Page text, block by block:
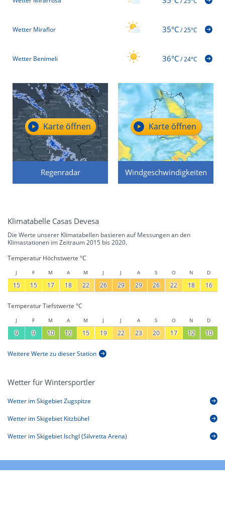
Wetter Miraflor 35°C/25°C
Wetter Benimeli 36°C/24°C
Regenradar
Karte öffnen
Windgeschwindigkeiten
Karte öffnen
Klimatabelle Casas Devesa
Die Werte unserer Klimatabellen basieren auf Messungen an den
Klimastationen im Zeitraum 2015 bis 2020.
Temperatur Höchstwerte °C
J F M A M J J A S O N D
15 15 17 18 22 26 29 29 26 22 18 16
Temperatur Tiefstwerte °C
J F M A M J J A S O N D
9 9 10 12 15 19 22 23 20 17 12 10
Weitere Werte zu dieser Station
Wetter für Wintersportler
Wetter im Skigebiet Zugspitze
Wetter im Skigebiet Kitzbühel
Wetter im Skigebiet Ischgl (Silvretta Arena)